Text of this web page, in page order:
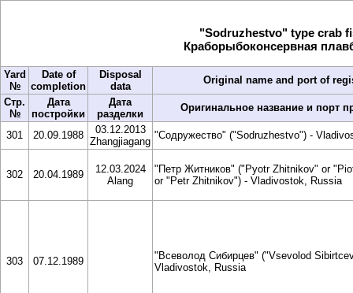
"Sodruzhestvo" type crab
Краборыбоконсервная
Yard
№
Date of
completion
Disposal
data
Original name and port of
Стр.
№
Дата
постройки
Дата
разделки
Оригинальное название и порт
301 20.09.1988
03.12.2013
Zhangjiagang
"Содружество" ("Sodruzhestvo") -
302 20.04.1989
12.03.2024
Alang
"Петр Житников" ("Pyotr Zhitnikov" or
or "Petr Zhitnikov") - Vladivostok, Russia
303 07.12.1989
"Всеволод Сибирцев" ("Vsevolod
Vladivostok, Russia